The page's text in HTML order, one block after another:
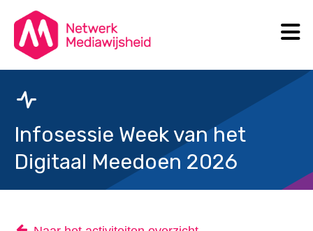
Infosessie Week van het
Digitaal Meedoen 2026